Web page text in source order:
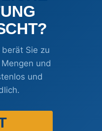
Sie zu
und
und